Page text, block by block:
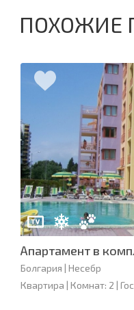
ПОХОЖИЕ
Апартамент в
Болгария | Несебр
Квартира | Комнат: 2 |